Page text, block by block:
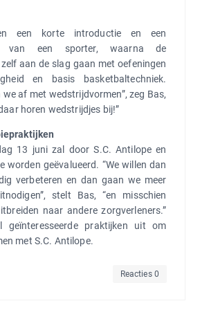
een korte introductie en een
van een sporter, waarna de
aan de slag gaan met oefeningen
en basis basketbaltechniek.
af met wedstrijdvormen”, zeg Bas,
horen wedstrijdjes bij!”
13 juni zal door S.C. Antilope en
worden geëvalueerd. “We willen dan
verbeteren en dan gaan we meer
stelt Bas, “en misschien
naar andere zorgverleners.”
praktijken uit om
met S.C. Antilope.
Reacties 0